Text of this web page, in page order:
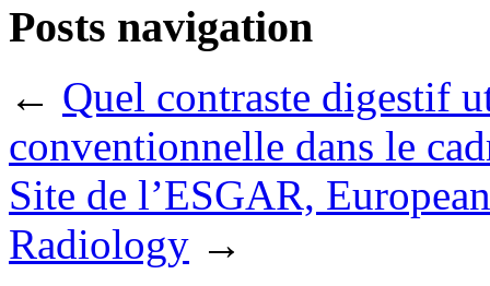
Posts navigation
← Quel contraste digestif
conventionnelle dans le
Site de l’ESGAR,
Radiology →